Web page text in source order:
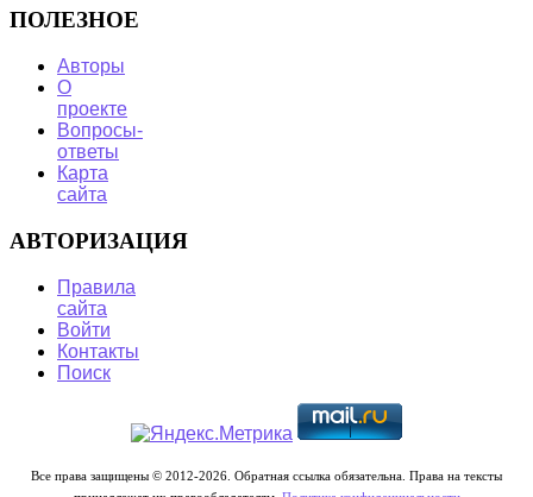
ПОЛЕЗНОЕ
Авторы
О
проекте
Вопросы-
ответы
Карта
сайта
АВТОРИЗАЦИЯ
Правила
сайта
Войти
Контакты
Поиск
Все права защищены © 2012-2026. Обратная ссылка обязательна. Права на тексты